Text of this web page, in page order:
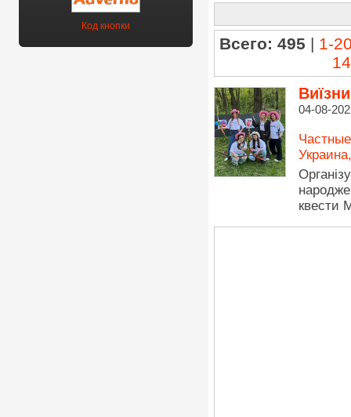
Код кнопки
Всего: 495 | 1-
04-08-
квести